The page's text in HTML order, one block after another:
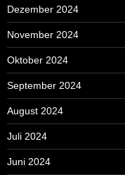
Dezember 2024
November 2024
Oktober 2024
September 2024
August 2024
Juli 2024
Juni 2024